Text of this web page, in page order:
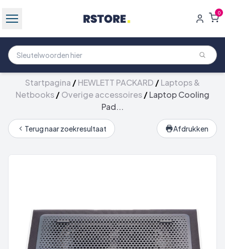
0
Startpagina /HEWLETT PACKARD /Laptops &
Netbooks/Overige accessoires/Laptop Cooling
Pad...
Terug naar zoekresultaat Afdrukken